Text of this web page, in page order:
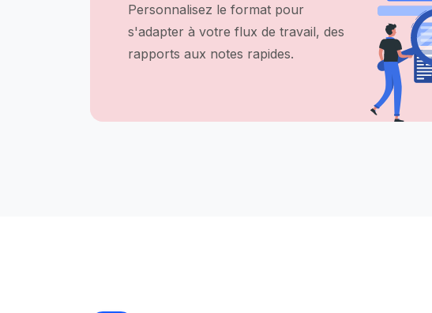
Personnalisez le format pour
s'adapter à votre flux de travail, des
rapports aux notes rapides.